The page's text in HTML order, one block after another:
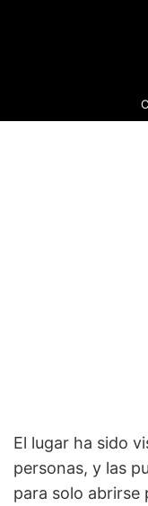
El lugar ha sido
personas, y las
para solo abrirse